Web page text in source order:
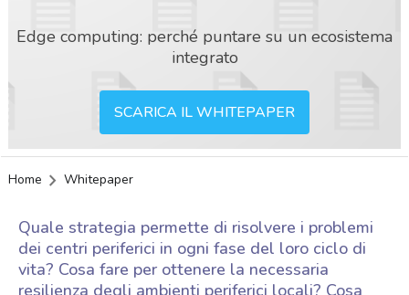
Edge computing: perché puntare su un ecosistema
integrato
SCARICA IL WHITEPAPER
Home Whitepaper
Quale strategia permette di risolvere i problemi
dei centri periferici in ogni fase del loro ciclo di
vita? Cosa fare per ottenere la necessaria
resilienza degli ambienti periferici locali? Cosa